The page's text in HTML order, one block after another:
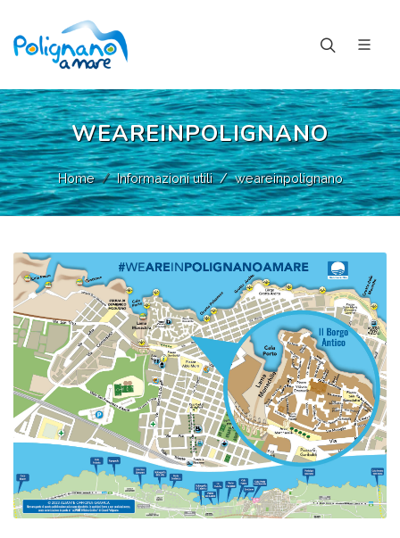
WEAREINPOLIGNANO
Home Informazioni utili weareinpolignano